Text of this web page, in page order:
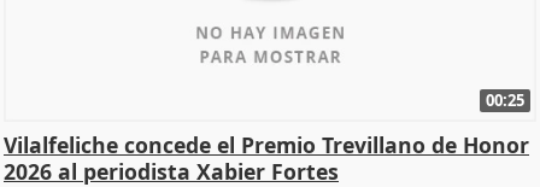
00:25
Vilalfeliche concede el Premio Trevillano de Honor
2026 al periodista Xabier Fortes